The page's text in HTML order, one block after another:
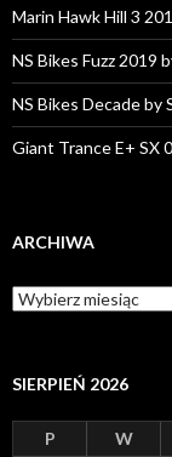
Marin Hawk Hill 3
NS Bikes Fuzz 2019
NS Bikes Decade by
Giant Trance E+ SX
ARCHIWA
A
r
i
a
SIERPIEŃ 2026
P W